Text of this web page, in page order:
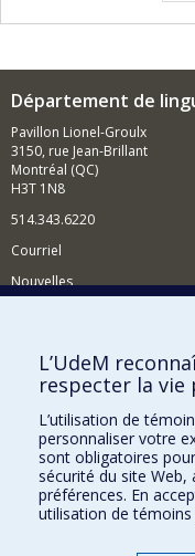
Département de
Pavillon Lionel-Groulx
3150, rue Jean-Brillant
Montréal (QC)
H3T 1N8
514.343.6220
Courriel
Nouvelles
Comment soutenir le
BESOIN D'AIDE?
Plan du site
Signaler une erreur
Accessibilité
FACULTÉ DES ARTS ET
L’UdeM
respecter la vie
L’utilisation de
personnaliser votre
sont obligatoires
sécurité du site Web,
préférences. En
utilisation de